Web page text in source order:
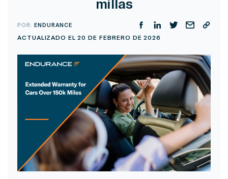
POR:ENDURANCE
ACTUALIZADO EL 20 DE FEBRERO DE 2026